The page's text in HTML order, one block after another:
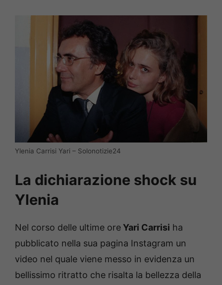
Ylenia Carrisi Yari – Solonotizie24
La dichiarazione shock su
Ylenia
Nel corso delle ultime oreYari Carrisi ha
pubblicato nella sua pagina Instagram un
video nel quale viene messo in evidenza un
bellissimo ritratto che risalta la bellezza della